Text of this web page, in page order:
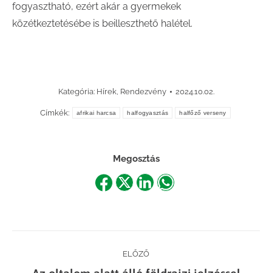
fogyasztható, ezért akár a gyermekek
közétkeztetésébe is beilleszthető halétel.
Kategória: Hírek, Rendezvény 2024.10.02.
Címkék: afrikai harcsa halfogyasztás halfőző verseny
Megosztás
ShareShareShareShare
ELŐZŐ